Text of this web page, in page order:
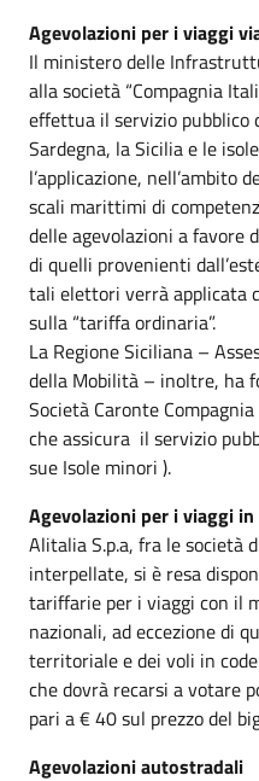
Agevolazioni per i viaggi
Il ministero delle
alla società “Compagnia
effettua il servizio pubblico
Sardegna, la Sicilia e le
l’applicazione, nell’ambito
scali marittimi di
delle agevolazioni a
di quelli provenienti
tali elettori verrà applicata
sulla “tariffa ordinaria”.
La Regione Siciliana –
della Mobilità – inoltre, ha
Società Caronte
che assicura il servizio
sue Isole minori ).
Agevolazioni per i viaggi in
Alitalia S.p.a, fra le società
interpellate, si è resa
tariffarie per i viaggi con il
nazionali, ad eccezione di
territoriale e dei voli in
che dovrà recarsi a votare
pari a € 40 sul prezzo del
Agevolazioni autostradali